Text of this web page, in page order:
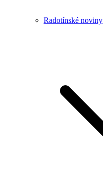
Radotínské noviny